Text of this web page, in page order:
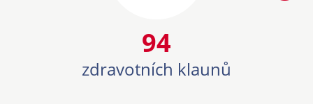
94
zdravotních klaunů